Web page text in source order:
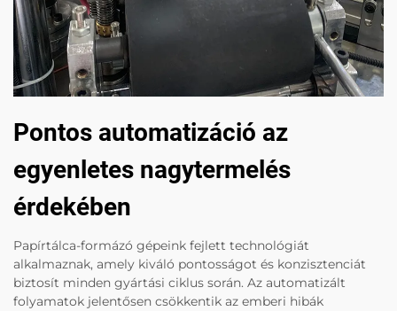
Pontos automatizáció az
egyenletes nagytermelés
érdekében
Papírtálca-formázó gépeink fejlett technológiát
alkalmaznak, amely kiváló pontosságot és konzisztenciát
biztosít minden gyártási ciklus során. Az automatizált
folyamatok jelentősen csökkentik az emberi hibák